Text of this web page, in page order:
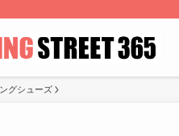
グシューズ